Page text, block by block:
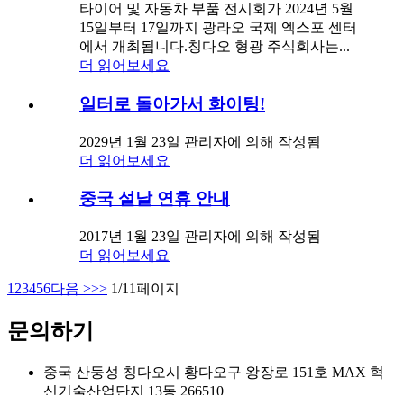
타이어 및 자동차 부품 전시회가 2024년 5월
15일부터 17일까지 광라오 국제 엑스포 센터
에서 개최됩니다.칭다오 형광 주식회사는...
더 읽어보세요
일터로 돌아가서 화이팅!
2029년 1월 23일 관리자에 의해 작성됨
더 읽어보세요
중국 설날 연휴 안내
2017년 1월 23일 관리자에 의해 작성됨
더 읽어보세요
1 23456다음 >>> 1/11페이지
문의하기
중국 산둥성 칭다오시 황다오구 왕장로 151호 MAX 혁
신기술산업단지 13동 266510